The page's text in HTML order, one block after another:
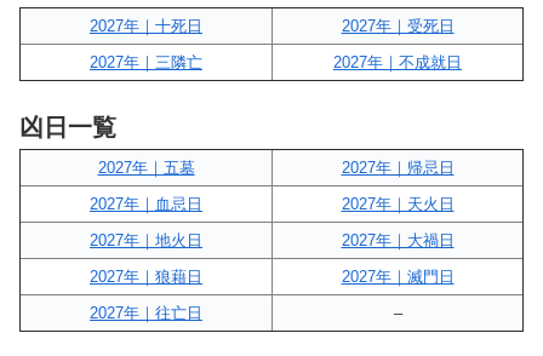
2027年｜十死日
2027年｜受死日
2027年｜三隣亡
2027年｜不成就日
凶日一覧
2027年｜五墓
2027年｜帰忌日
2027年｜血忌日
2027年｜天火日
2027年｜地火日
2027年｜大禍日
2027年｜狼藉日
2027年｜滅門日
2027年｜往亡日
–